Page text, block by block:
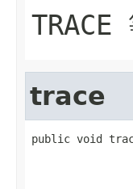
TRACE
trace
public void